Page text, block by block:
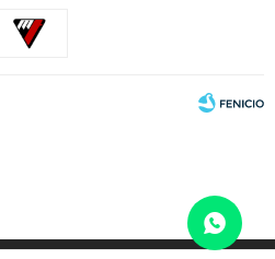
Fenicio